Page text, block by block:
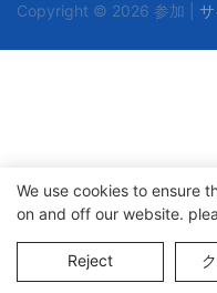
Copyright © 2026 参加 |
We use cookies to ensure
on and off our website.
Reject